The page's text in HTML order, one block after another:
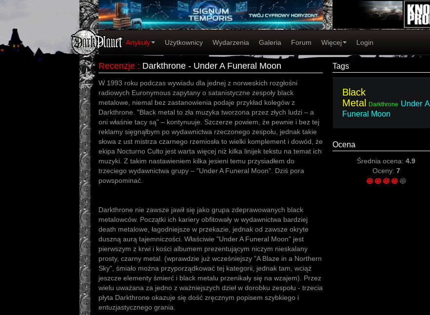
Artykuły Użytkownicy Wydarzenia Galeria Forum Więcej Login
Recenzje : Darkthrone - Under A Funeral Moon
W 1993 roku podczas wywiadu dla jednej z norweskich rozgłośni
radiowych Euronymous zapytany o satanistyczne zespoły black
metalowe, niemal bez zastanowienia podaje przykład kolegów z
Darkthrone. "Black metal to zła muzyka tworzona przez złych ludzi – a
oni właśnie tacy są" – kontynuuje. Szczerze powiem, że pewnie i bez tej
reklamy sięgnąłbym po wydawnictwa rzeczonego zespołu, jednak takie
słowa z ust mistrza czarnego rzemiosła to wielki komplement i dowód, że
ekipa Nocturno Culto jest warta więcej niż kilka linijek tekstu na temat ich
muzyki. Z takim nastawieniem kilka jesieni temu przysiadłem do
trzeciego wydawnictwa grupy – "Under A Funeral Moon". Dziś pora
powspominać.
Darkthrone nie zawsze jawił się jako grupa zdeprawowanych black
metalowców. Początki ich kariery obfitowały w wydawnictwa bardziej
death metalowe, łagodniejsze w przekazie, jednak od zawsze okryte
duszną aurą tajemniczości. Właściwie "Under A Funeral Moon" jest
pierwszym z krwi i kości albumem prezentującym niczym nieskalany
prosty, czarny metal. (wprawdzie już wcześniejszy "A Blaze in a Northern
Sky", śmiało można przyporządkować tej kategorii, jednak tam, wciąż
jeszcze elementy śmierć i black metalu przenikały się na wzajem). Przez
wielu uważana za jedno z ważniejszych dzieł w dorobku zespołu - trzecia
płyta Darkthrone okazuje się dość zręcznym popisem szybkiego i
entuzjastycznego grania.
Tags
Black
Metal
Darkthrone Under A
Funeral Moon
Ocena
Średnia ocena: 4.9
Oceny: 7